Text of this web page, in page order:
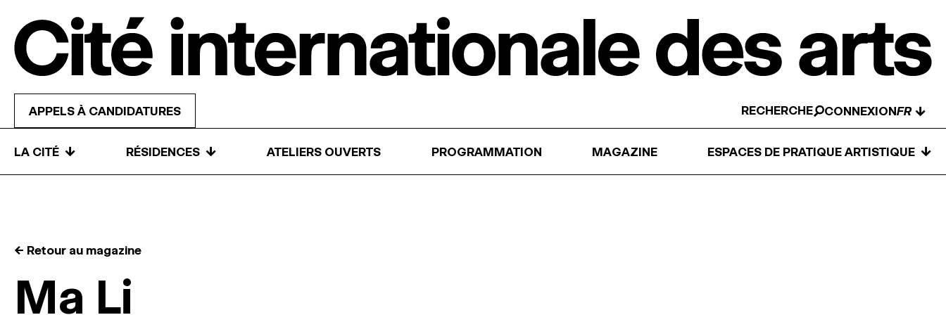
APPELS À CANDIDATURES RECHERCHE CONNEXION ↓
LA CITÉ ↓ RÉSIDENCES ↓ ATELIERS OUVERTS PROGRAMMATION MAGAZINE ESPACES DE PRATIQUE ARTISTIQUE ↓
← Retour au magazine
Ma Li